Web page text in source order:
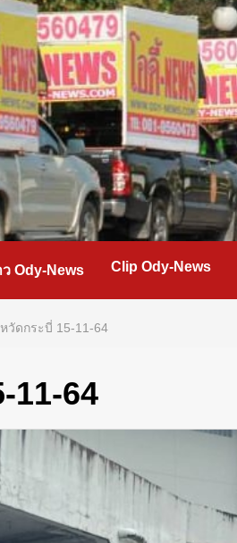
Ody-News Clip Ody-News
วัดกระบี่ 15-11-64
11-64